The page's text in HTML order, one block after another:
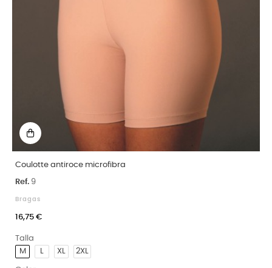
Coulotte antiroce microfibra
Ref. 9
Bragas
16,75 €
Talla
M
L XL 2XL